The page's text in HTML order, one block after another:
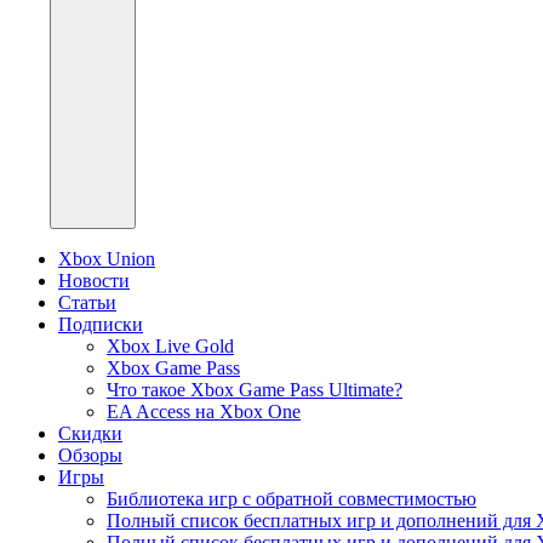
Xbox Union
Новости
Статьи
Подписки
Xbox Live Gold
Xbox Game Pass
Что такое Xbox Game Pass Ultimate?
EA Access на Xbox One
Скидки
Обзоры
Игры
Библиотека игр с обратной совместимостью
Полный список бесплатных игр и дополнений для